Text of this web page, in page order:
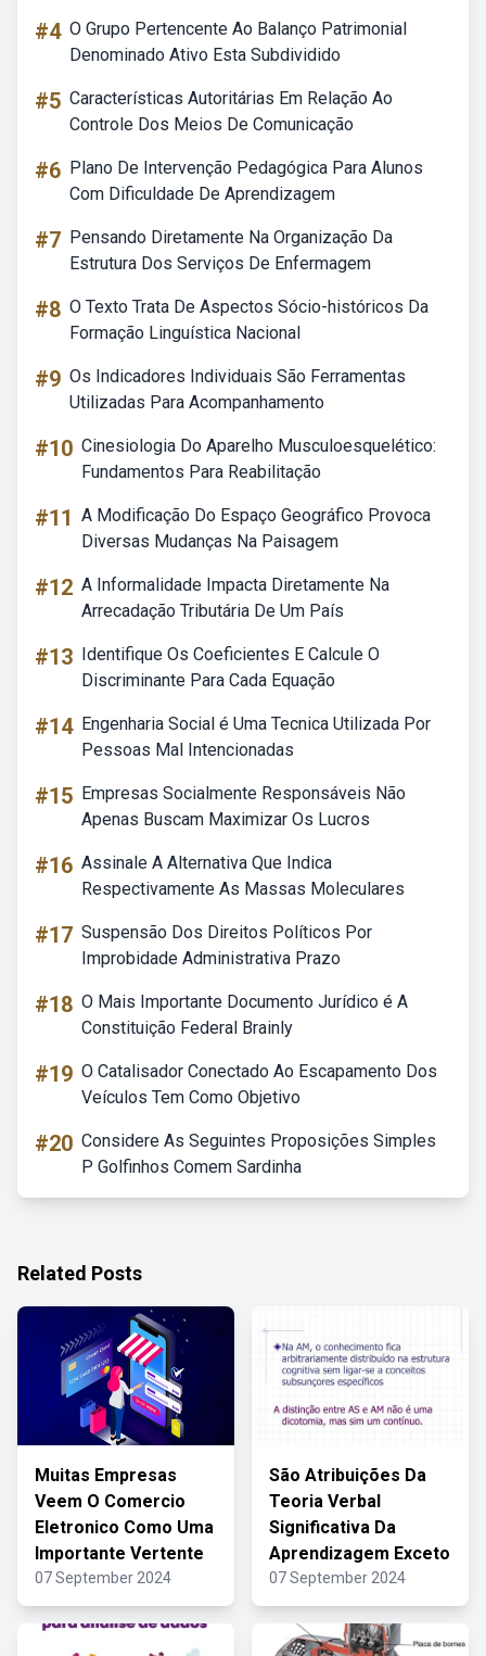
#4 O Grupo Pertencente Ao Balanço Patrimonial
Denominado Ativo Esta Subdividido
#5 Características Autoritárias Em Relação Ao
Controle Dos Meios De Comunicação
#6 Plano De Intervenção Pedagógica Para Alunos
Com Dificuldade De Aprendizagem
#7 Pensando Diretamente Na Organização Da
Estrutura Dos Serviços De Enfermagem
#8 O Texto Trata De Aspectos Sócio-históricos Da
Formação Linguística Nacional
#9 Os Indicadores Individuais São Ferramentas
Utilizadas Para Acompanhamento
#10 Cinesiologia Do Aparelho Musculoesquelético:
Fundamentos Para Reabilitação
#11 A Modificação Do Espaço Geográfico Provoca
Diversas Mudanças Na Paisagem
#12 A Informalidade Impacta Diretamente Na
Arrecadação Tributária De Um País
#13 Identifique Os Coeficientes E Calcule O
Discriminante Para Cada Equação
#14 Engenharia Social é Uma Tecnica Utilizada Por
Pessoas Mal Intencionadas
#15 Empresas Socialmente Responsáveis Não
Apenas Buscam Maximizar Os Lucros
#16 Assinale A Alternativa Que Indica
Respectivamente As Massas Moleculares
#17 Suspensão Dos Direitos Políticos Por
Improbidade Administrativa Prazo
#18 O Mais Importante Documento Jurídico é A
Constituição Federal Brainly
#19 O Catalisador Conectado Ao Escapamento Dos
Veículos Tem Como Objetivo
#20 Considere As Seguintes Proposições Simples
P Golfinhos Comem Sardinha
Related Posts
Muitas Empresas
Veem O Comercio
Eletronico Como Uma
Importante Vertente
07 September 2024
São Atribuições Da
Teoria Verbal
Significativa Da
Aprendizagem Exceto
07 September 2024